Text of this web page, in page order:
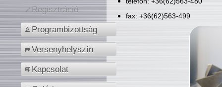
Regisztráció
Programbizottság
Versenyhelyszín
Kapcsolat
fax: +36(62)563-499